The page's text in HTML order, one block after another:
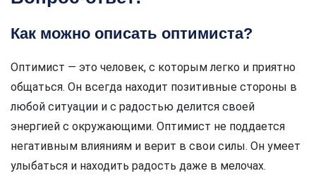
Как можно описать оптимиста?
Оптимист — это человек, с которым легко и приятно
общаться. Он всегда находит позитивные стороны в
любой ситуации и с радостью делится своей
энергией с окружающими. Оптимист не поддается
негативным влияниям и верит в свои силы. Он умеет
улыбаться и находить радость даже в мелочах.